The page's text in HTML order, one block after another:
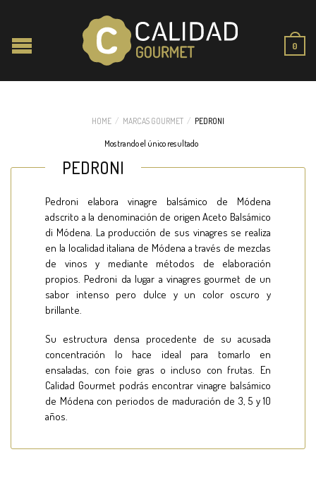
0
HOME / MARCAS GOURMET / PEDRONI
Mostrando el único resultado
PEDRONI
Pedroni elabora vinagre balsámico de Módena
adscrito a la denominación de origen Aceto Balsámico
di Módena. La producción de sus vinagres se realiza
en la localidad italiana de Módena a través de mezclas
de vinos y mediante métodos de elaboración
propios. Pedroni da lugar a vinagres gourmet de un
sabor intenso pero dulce y un color oscuro y
brillante.
Su estructura densa procedente de su acusada
concentración lo hace ideal para tomarlo en
ensaladas, con foie gras o incluso con frutas. En
Calidad Gourmet podrás encontrar vinagre balsámico
de Módena con periodos de maduración de 3, 5 y 10
años.